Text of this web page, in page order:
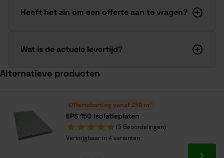
Heeft het zin om een offerte aan te vragen?
Wat is de actuele levertijd?
Alternatieve producten
Offertekorting vanaf 250 m²
EPS 150 Isolatieplaten
(5 Beoordelingen)
Verkrijgbaar in 4 varianten